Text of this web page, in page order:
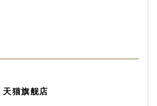
天猫旗舰店